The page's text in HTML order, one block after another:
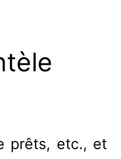
prêts, etc., et